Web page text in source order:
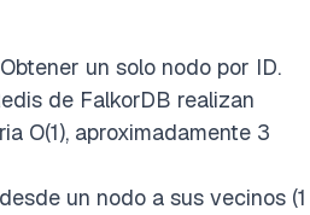
Obtener un solo nodo por ID.
de FalkorDB realizan
O(1), aproximadamente 3
un nodo a sus vecinos (1